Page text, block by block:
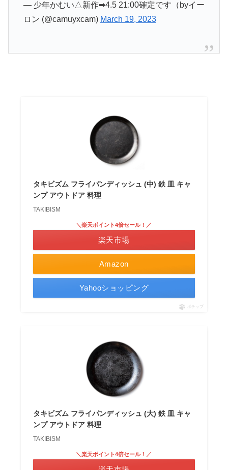
— 少年かむい△新作➡4.5 21:00確定です（byイー
ロン (@camuyxcam) March 19, 2023
タキビズム フライパンディッシュ (中) 鉄 皿 キャ
ンプ アウトドア 料理
TAKIBISM
Amazon
＼楽天ポイント4倍セール！／
楽天市場
Yahooショッピング
ポチップ
タキビズム フライパンディッシュ (大) 鉄 皿 キャ
ンプ アウトドア 料理
TAKIBISM
＼楽天ポイント4倍セール！／